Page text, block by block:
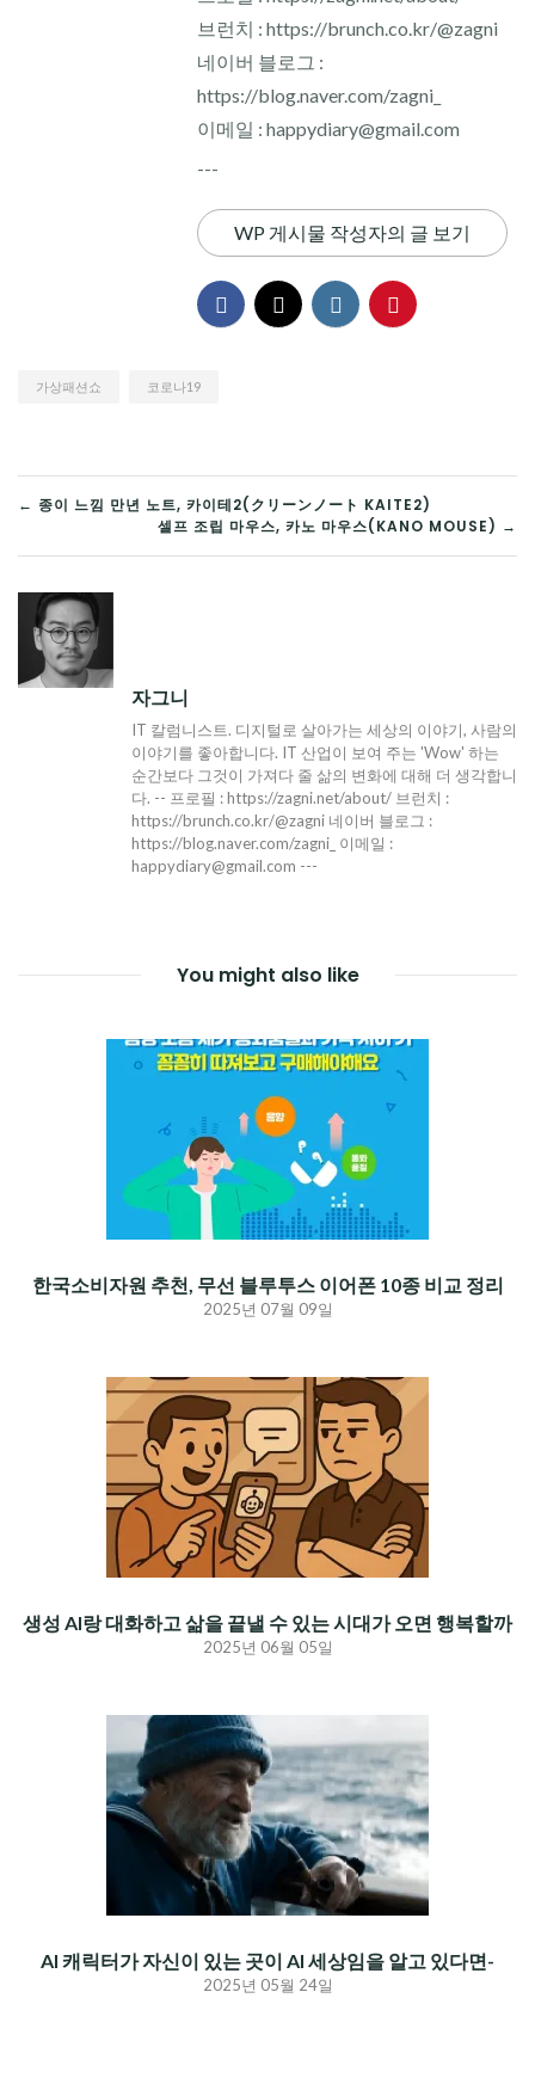
브런치 : https://brunch.co.kr/@zagni
네이버 블로그 :
https://blog.naver.com/zagni_
이메일 : happydiary@gmail.com
---
WP 게시물 작성자의 글 보기
가상패션쇼 코로나19
글
탐
색
← 종이 느낌 만년 노트, 카이테2(クリーンノート KAITE2)
셀프 조립 마우스, 카노 마우스(KANO MOUSE) →
자그니
IT 칼럼니스트. 디지털로 살아가는 세상의 이야기, 사람의
이야기를 좋아합니다. IT 산업이 보여 주는 'Wow' 하는
순간보다 그것이 가져다 줄 삶의 변화에 대해 더 생각합니
다. -- 프로필 : https://zagni.net/about/ 브런치 :
https://brunch.co.kr/@zagni 네이버 블로그 :
https://blog.naver.com/zagni_ 이메일 :
happydiary@gmail.com ---
You might also like
한국소비자원 추천, 무선 블루투스 이어폰 10종 비교 정리
2025년 07월 09일
생성 AI랑 대화하고 삶을 끝낼 수 있는 시대가 오면 행복할까
2025년 06월 05일
AI 캐릭터가 자신이 있는 곳이 AI 세상임을 알고 있다면-
2025년 05월 24일